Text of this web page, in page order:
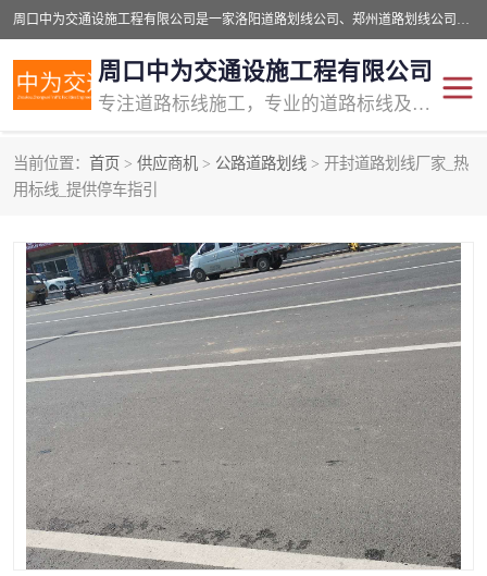
周口中为交通设施工程有限公司是一家洛阳道路划线公司、郑州道路划线公司、平顶山道路车位划线公司、开封车位划线公司、许昌道路车位划线公司、漯河道路车位划线公司，公司始终坚持“诚信、匠心、专注”的宗旨；我们的经营理念是：的服务。
周口中为交通设施工程有限公司
专注道路标线施工，专业的道路标线及交通设施施工服务商!
当前位置： 首页 > 供应商机 > 公路道路划线 > 开封道路划线厂家_热
用标线_提供停车指引
交通道路标线
道路标线划线 马路标线
道路标线 道路划线